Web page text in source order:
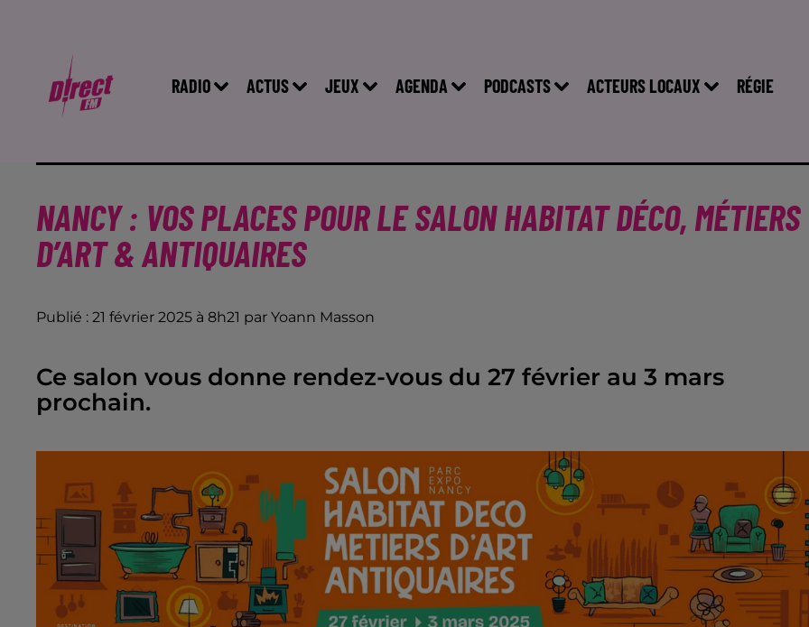
RADIO ACTUS JEUX AGENDA PODCASTS ACTEURS LOCAUX RÉGIE
NANCY : VOS PLACES POUR LE SALON HABITAT DÉCO, MÉTIERS
D’ART & ANTIQUAIRES
Publié : 21 février 2025 à 8h21 par Yoann Masson
Ce salon vous donne rendez-vous du 27 février au 3 mars
prochain.